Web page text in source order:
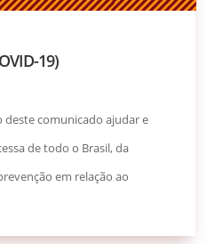
19)
deste comunicado ajudar e
de todo o Brasil, da
em relação ao